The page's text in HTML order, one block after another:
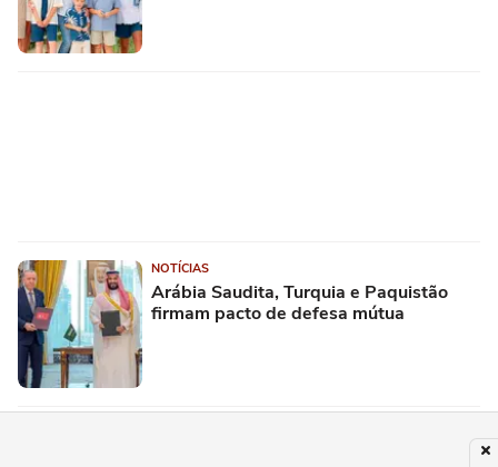
NOTÍCIAS
Arábia Saudita, Turquia e Paquistão
firmam pacto de defesa mútua